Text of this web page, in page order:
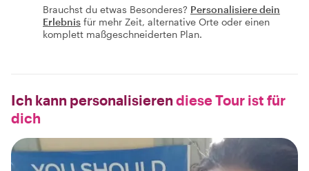
Brauchst du etwas Besonderes? Personalisiere dein
Erlebnis für mehr Zeit, alternative Orte oder einen
komplett maßgeschneiderten Plan.
Ich kann personalisieren diese Tour ist für
dich